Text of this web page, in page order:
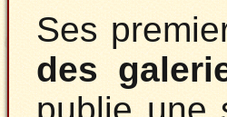
Ses
des